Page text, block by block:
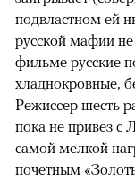
подвластном ей
русской мафии
фильме русские
хладнокровные,
Режиссер шесть
пока не привез с
самой мелкой
почетным